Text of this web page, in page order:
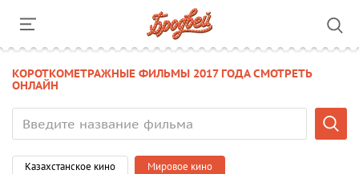
КОРОТКОМЕТРАЖНЫЕ ФИЛЬМЫ 2017 ГОДА СМОТРЕТЬ
ОНЛАЙН
Казахстанское кино Мировое кино